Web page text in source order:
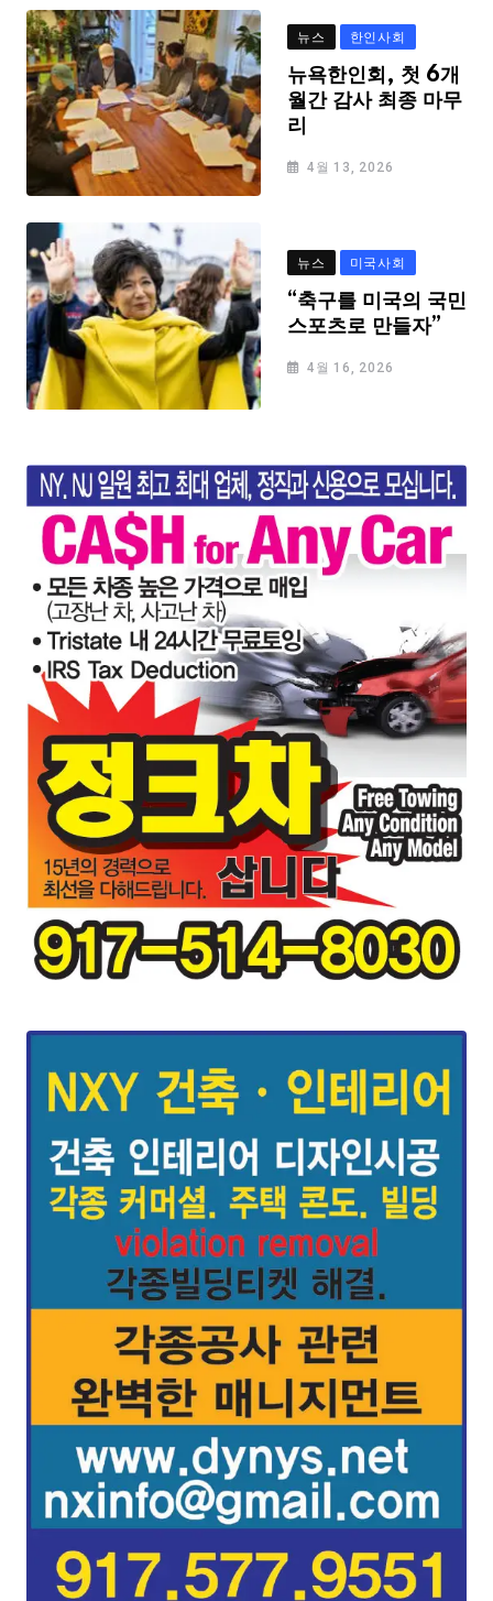
뉴스 한인사회
뉴욕한인회, 첫 6개
월간 감사 최종 마무
리
4월 13, 2026
뉴스 미국사회
“축구를 미국의 국민
스포츠로 만들자”
4월 16, 2026